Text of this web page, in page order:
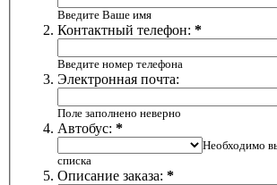
Введите Ваше имя
Контактный телефон: *
Введите номер телефона
Электронная почта:
Поле заполнено неверно
Автобус: *
Необходимо
списка
Описание заказа: *